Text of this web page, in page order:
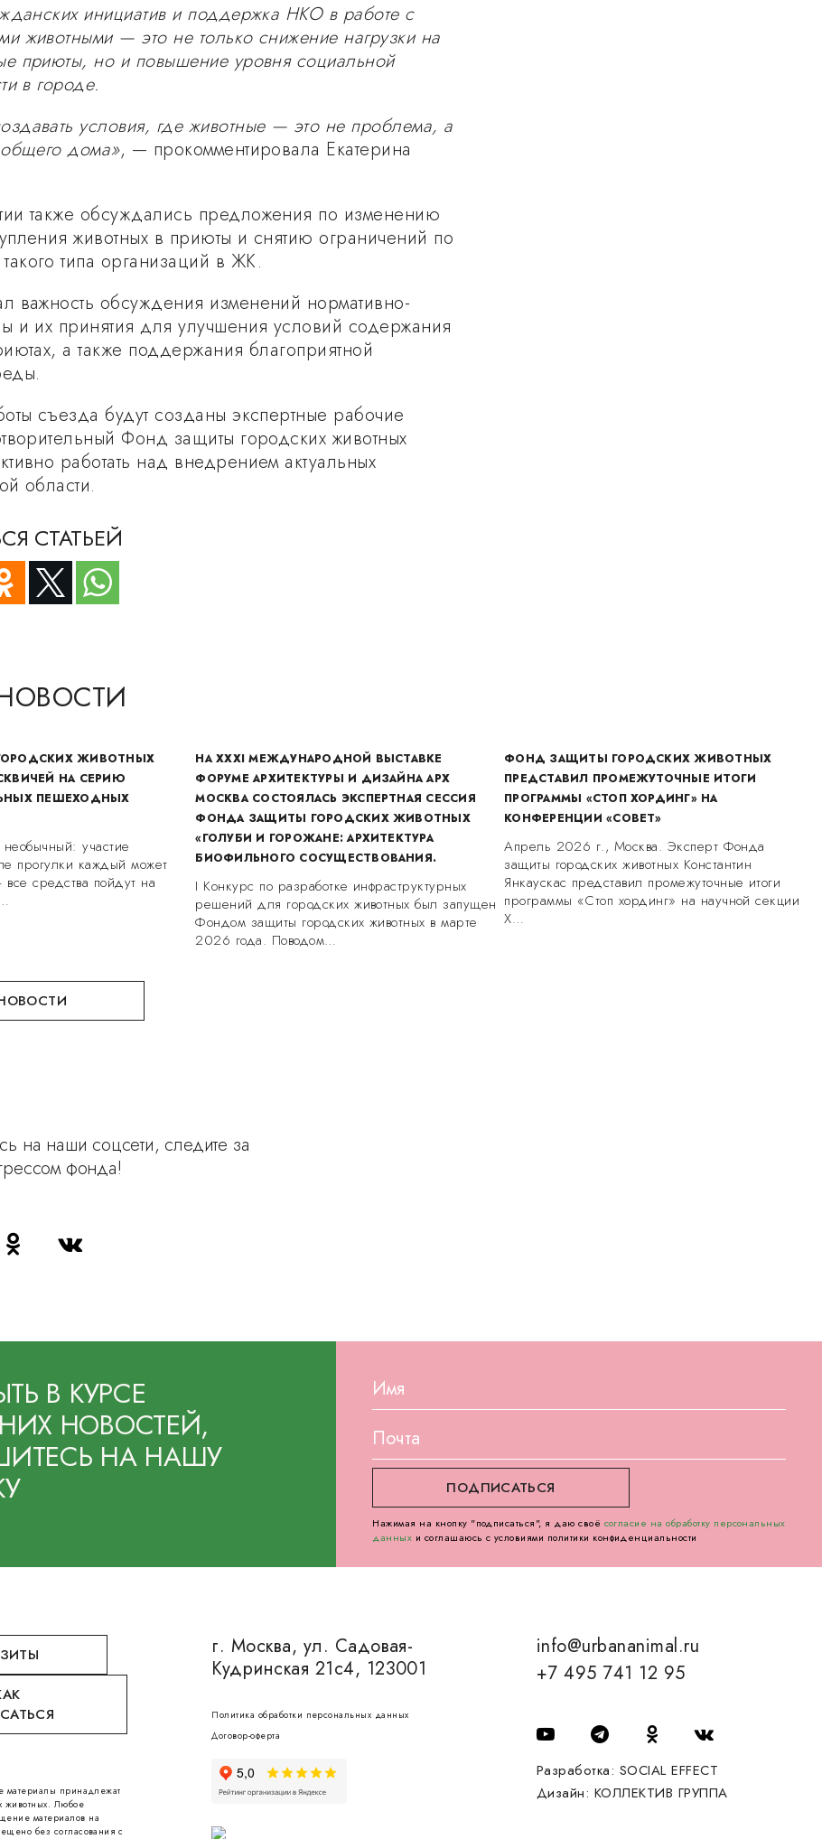
инициатив и поддержка НКО в работе с
животными — это не только снижение нагрузки на
приюты, но и повышение уровня социальной
в городе.
условия, где животные — это не проблема, а
дома», — прокомментировала Екатерина
также обсуждались предложения по изменению
животных в приюты и снятию ограничений по
типа организаций в ЖК.
важность обсуждения изменений нормативно-
и их принятия для улучшения условий содержания
а также поддержания благоприятной
съезда будут созданы экспертные рабочие
Фонд защиты городских животных
работать над внедрением актуальных
области.
СТАТЬЕЙ
ЖИВОТНЫХ
НА СЕРИЮ
ПЕШЕХОДНЫХ
участие
прогулки каждый может
все средства пойдут на
НА XXXI МЕЖДУНАРОДНОЙ ВЫСТАВКЕ
ФОРУМЕ АРХИТЕКТУРЫ И ДИЗАЙНА АРХ
МОСКВА СОСТОЯЛАСЬ ЭКСПЕРТНАЯ СЕССИЯ
ФОНДА ЗАЩИТЫ ГОРОДСКИХ ЖИВОТНЫХ
«ГОЛУБИ И ГОРОЖАНЕ: АРХИТЕКТУРА
БИОФИЛЬНОГО СОСУЩЕСТВОВАНИЯ.
I Конкурс по разработке инфраструктурных
решений для городских животных был запущен
Фондом защиты городских животных в марте
2026 года. Поводом…
ФОНД ЗАЩИТЫ ГОРОДСКИХ ЖИВОТНЫХ
ПРЕДСТАВИЛ ПРОМЕЖУТОЧНЫЕ ИТОГИ
ПРОГРАММЫ «СТОП ХОРДИНГ» НА
КОНФЕРЕНЦИИ «СОВЕТ»
Апрель 2026 г., Москва. Эксперт Фонда
защиты городских животных Константин
Янкаускас представил промежуточные итоги
программы «Стоп хординг» на научной секции
X…
на наши соцсети, следите за
фонда!
В КУРСЕ
НОВОСТЕЙ,
НА НАШУ
Нажимая на кнопку "подписаться", я даю своё согласие на обработку персональных
данных и соглашаюсь с условиями политики конфиденциальности
материалы принадлежат
животных. Любое
материалов на
без согласования с
г. Москва, ул. Садовая-
Кудринская 21с4, 123001
Политика обработки персональных данных
Договор-оферта
info@urbananimal.ru
+7 495 741 12 95
Разработка: SOCIAL EFFECT
Дизайн: КОЛЛЕКТИВ ГРУППА